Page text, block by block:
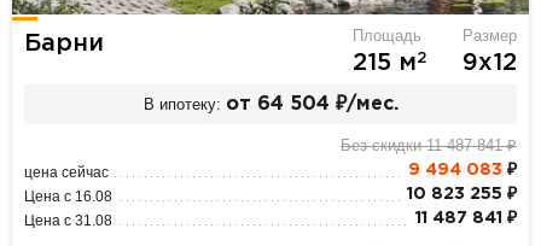
Барни Площадь
215 м2
Размер
9х12
В ипотеку: от 64 504 ₽/мес.
Без скидки 11 487 841 ₽
цена сейчас 9 494 083 ₽
Цена с 16.08 10 823 255 ₽
Цена с 31.08 11 487 841 ₽